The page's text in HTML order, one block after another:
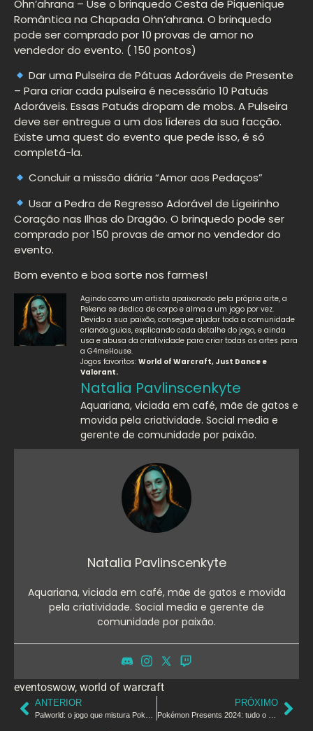
Ohn’ahrana – Use o brinquedo Cesta de Piquenique
Romântica na Chapada Ohn’ahrana. O brinquedo
pode ser comprado por 10 provas de amor no
vendedor do evento. ( 150 pontos)
Dar uma Pulseira de Pátuas Adoráveis de Presente
– Para criar cada pulseira é necessário 10 Patuás
Adoráveis. Essas Patuás dropam de mobs. A Pulseira
deve ser entregue a um dos líderes da sua facção.
Existe uma quest do evento que pede isso, é só
completá-la.
Concluir a missão diária “Amor aos Pedaços”
Usar a Pedra de Regresso Adorável de Ligeirinho
Coração nas Ilhas do Dragão. O brinquedo pode ser
comprado por 150 provas de amor no vendedor do
evento.
Bom evento e boa sorte nos farmes!
Agindo como um artista apaixonado pela própria arte, a
Pekena se dedica de corpo e alma a um jogo por vez.
Devido a sua paixão, consegue ajudar toda a comunidade
criando guias, explicando cada detalhe do jogo, e ainda
usa e abusa da criatividade para criar todas as artes para
a G4meHouse.
Jogos favoritos: World of Warcraft, Just Dance e
Valorant.
Natalia Pavlinscenkyte
Aquariana, viciada em café, mãe de gatos e
movida pela criatividade. Social media e
gerente de comunidade por paixão.
Natalia Pavlinscenkyte
Aquariana, viciada em café, mãe de gatos e movida
pela criatividade. Social media e gerente de
comunidade por paixão.
eventoswow, world of warcraft
ANTERIOR PRÓXIMO